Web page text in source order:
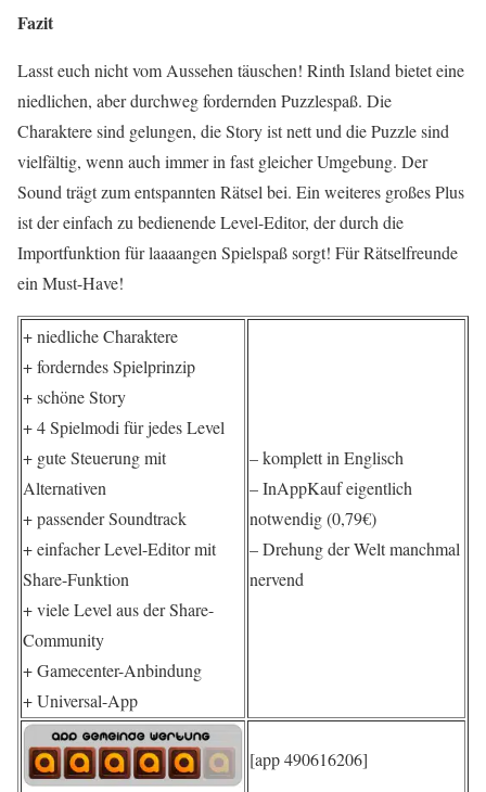
Fazit
Lasst euch nicht vom Aussehen täuschen! Rinth Island bietet eine
niedlichen, aber durchweg fordernden Puzzlespaß. Die
Charaktere sind gelungen, die Story ist nett und die Puzzle sind
vielfältig, wenn auch immer in fast gleicher Umgebung. Der
Sound trägt zum entspannten Rätsel bei. Ein weiteres großes Plus
ist der einfach zu bedienende Level-Editor, der durch die
Importfunktion für laaaangen Spielspaß sorgt! Für Rätselfreunde
ein Must-Have!
+ niedliche Charaktere
+ forderndes Spielprinzip
+ schöne Story
+ 4 Spielmodi für jedes Level
+ gute Steuerung mit
Alternativen
+ passender Soundtrack
+ einfacher Level-Editor mit
Share-Funktion
+ viele Level aus der Share-
Community
+ Gamecenter-Anbindung
+ Universal-App
– komplett in Englisch
– InAppKauf eigentlich
notwendig (0,79€)
– Drehung der Welt manchmal
nervend
[app 490616206]